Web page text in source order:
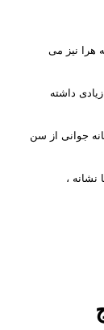
هرا نیز می
داشته
جوانی از سن
نشانه ،